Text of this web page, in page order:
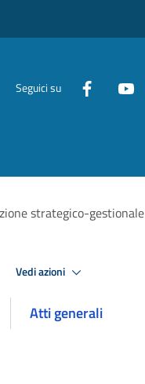
Seguici su
strategico-gestionale
Vedi azioni
Atti generali